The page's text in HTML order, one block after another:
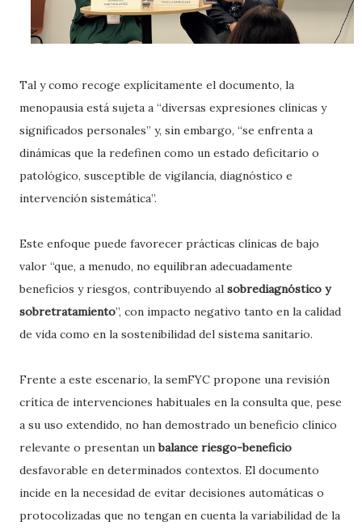
Tal y como recoge explícitamente el documento, la
menopausia está sujeta a “diversas expresiones clínicas y
significados personales” y, sin embargo, “se enfrenta a
dinámicas que la redefinen como un estado deficitario o
patológico, susceptible de vigilancia, diagnóstico e
intervención sistemática”.
Este enfoque puede favorecer prácticas clínicas de bajo
valor “que, a menudo, no equilibran adecuadamente
beneficios y riesgos, contribuyendo al sobrediagnóstico y
sobretratamiento”, con impacto negativo tanto en la calidad
de vida como en la sostenibilidad del sistema sanitario.
Frente a este escenario, la semFYC propone una revisión
crítica de intervenciones habituales en la consulta que, pese
a su uso extendido, no han demostrado un beneficio clínico
relevante o presentan unbalance riesgo-beneficio
desfavorable en determinados contextos. El documento
incide en la necesidad de evitar decisiones automáticas o
protocolizadas que no tengan en cuenta la variabilidad de la